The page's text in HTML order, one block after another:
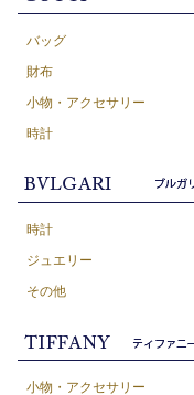
バッグ
財布
小物・アクセサリー
時計
時計
ジュエリー
その他
小物・アクセサリー